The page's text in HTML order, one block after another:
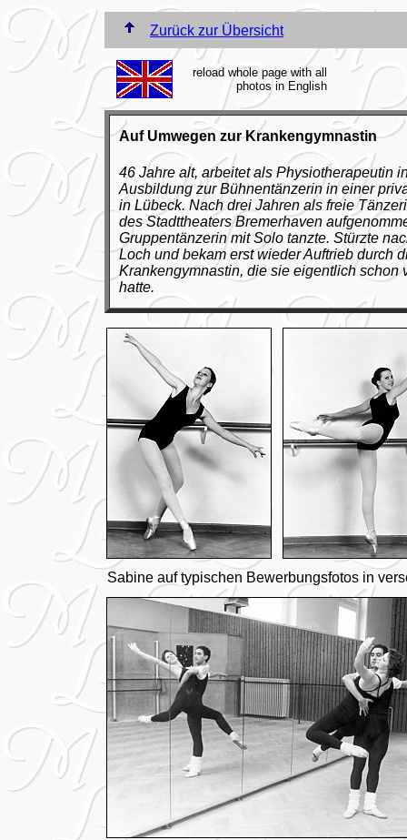
Zurück zur Übersicht
reload whole page with all
photos in English
Auf Umwegen zur Krankengymnastin
46 Jahre alt, arbeitet als Physiotherapeutin
Ausbildung zur Bühnentänzerin in einer
in Lübeck. Nach drei Jahren als freie
des Stadttheaters Bremerhaven
Gruppentänzerin mit Solo tanzte. Stürzte
Loch und bekam erst wieder Auftrieb durch
Krankengymnastin, die sie eigentlich schon
hatte.
Sabine auf typischen Bewerbungsfotos in